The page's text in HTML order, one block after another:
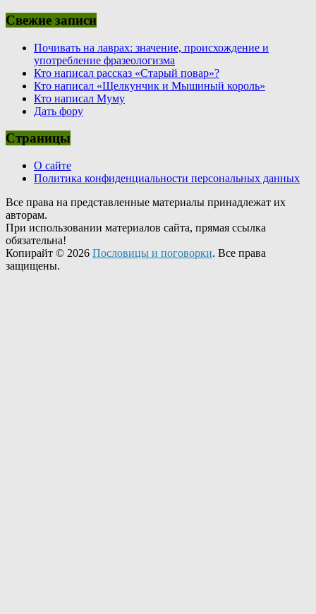
Свежие записи
Почивать на лаврах: значение, происхождение и
употребление фразеологизма
Кто написал рассказ «Старый повар»?
Кто написал «Щелкунчик и Мышиный король»
Кто написал Муму
Дать фору
Страницы
О сайте
Политика конфиденциальности персональных данных
Все права на представленные материалы принадлежат их
авторам.
При использовании материалов сайта, прямая ссылка
обязательна!
Копирайт © 2026 Пословицы и поговорки. Все права
защищены.